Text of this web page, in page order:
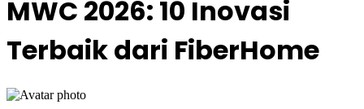
MWC 2026: 10 Inovasi
Terbaik dari FiberHome